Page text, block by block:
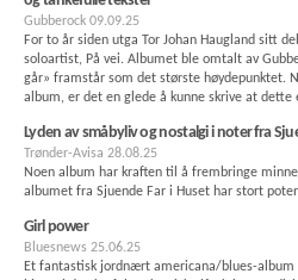
Gubberock 09.09.25
For to år siden utga Tor Johan Haugland sitt
soloartist, På vei. Albumet ble omtalt av
går» framstår som det største høydepunktet.
album, er det en glede å kunne skrive at dette
Lyden av småbyliv og nostalgi i noter fra
Trønder-Avisa 28.08.25
Noen album har kraften til å frembringe
albumet fra Sjuende Far i Huset har stort
Girl power
Bluesnews 25.06.25
Et fantastisk jordnært americana/blues-album